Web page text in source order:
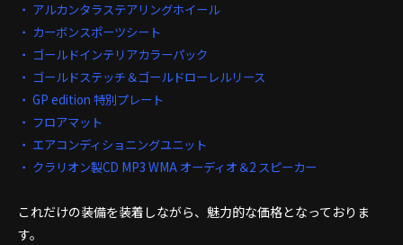
・ アルカンタラステアリングホイール
・ カーボンスポーツシート
・ ゴールドインテリアカラーパック
・ ゴールドステッチ＆ゴールドローレルリース
・ GP edition 特別プレート
・ フロアマット
・ エアコンディショニングユニット
・ クラリオン製CD MP3 WMA オーディオ＆2 スピーカー
これだけの装備を装着しながら、魅力的な価格となっておりま
す。